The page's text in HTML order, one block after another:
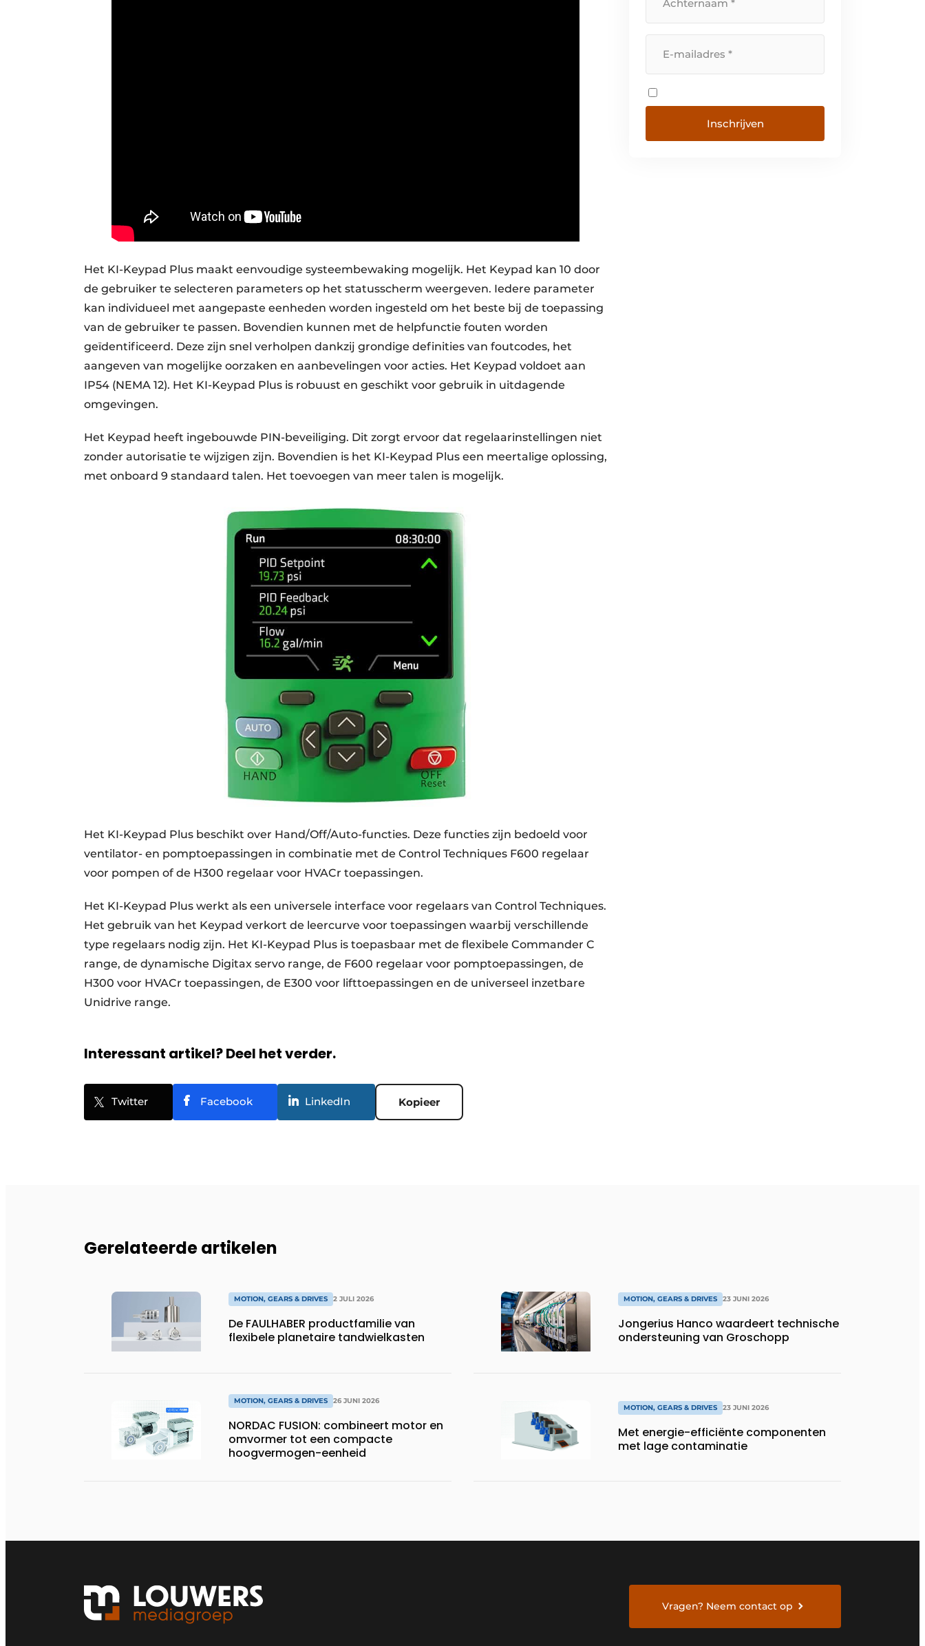
Het KI-Keypad Plus maakt eenvoudige systeembewaking mogelijk. Het Keypad kan 10 door
de gebruiker te selecteren parameters op het statusscherm weergeven. Iedere parameter
kan individueel met aangepaste eenheden worden ingesteld om het beste bij de toepassing
van de gebruiker te passen. Bovendien kunnen met de helpfunctie fouten worden
geïdentificeerd. Deze zijn snel verholpen dankzij grondige definities van foutcodes, het
aangeven van mogelijke oorzaken en aanbevelingen voor acties. Het Keypad voldoet aan
IP54 (NEMA 12). Het KI-Keypad Plus is robuust en geschikt voor gebruik in uitdagende
omgevingen.
Het Keypad heeft ingebouwde PIN-beveiliging. Dit zorgt ervoor dat regelaarinstellingen niet
zonder autorisatie te wijzigen zijn. Bovendien is het KI-Keypad Plus een meertalige oplossing,
met onboard 9 standaard talen. Het toevoegen van meer talen is mogelijk.
Het KI-Keypad Plus beschikt over Hand/Off/Auto-functies. Deze functies zijn bedoeld voor
ventilator- en pomptoepassingen in combinatie met de Control Techniques F600 regelaar
voor pompen of de H300 regelaar voor HVACr toepassingen.
Het KI-Keypad Plus werkt als een universele interface voor regelaars van Control Techniques.
Het gebruik van het Keypad verkort de leercurve voor toepassingen waarbij verschillende
type regelaars nodig zijn. Het KI-Keypad Plus is toepasbaar met de flexibele Commander C
range, de dynamische Digitax servo range, de F600 regelaar voor pomptoepassingen, de
H300 voor HVACr toepassingen, de E300 voor lifttoepassingen en de universeel inzetbare
Unidrive range.
Interessant artikel? Deel het verder.
Twitter Facebook LinkedIn Kopieer
Gerelateerde artikelen
MOTION, GEARS & DRIVES 2 JULI 2026
De FAULHABER productfamilie van
flexibele planetaire tandwielkasten
MOTION, GEARS & DRIVES 26 JUNI 2026
NORDAC FUSION: combineert motor en
omvormer tot een compacte
hoogvermogen-eenheid
MOTION, GEARS & DRIVES 23 JUNI 2026
Jongerius Hanco waardeert technische
ondersteuning van Groschopp
MOTION, GEARS & DRIVES 23 JUNI 2026
Met energie-efficiënte componenten
met lage contaminatie
Vragen? Neem contact op